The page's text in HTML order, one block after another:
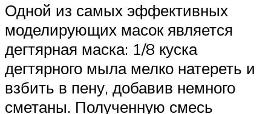
Одной из самых эффективных
моделирующих масок является
дегтярная маска: 1/8 куска
дегтярного мыла мелко натереть и
взбить в пену, добавив немного
сметаны. Полученную смесь